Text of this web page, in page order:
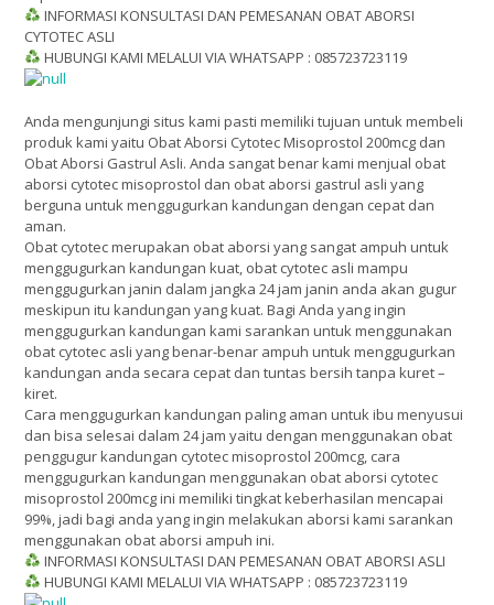
INFORMASI KONSULTASI DAN PEMESANAN OBAT ABORSI
CYTOTEC ASLI
HUBUNGI KAMI MELALUI VIA WHATSAPP : 085723723119
Anda mengunjungi situs kami pasti memiliki tujuan untuk membeli
produk kami yaitu Obat Aborsi Cytotec Misoprostol 200mcg dan
Obat Aborsi Gastrul Asli. Anda sangat benar kami menjual obat
aborsi cytotec misoprostol dan obat aborsi gastrul asli yang
berguna untuk menggugurkan kandungan dengan cepat dan
aman.
Obat cytotec merupakan obat aborsi yang sangat ampuh untuk
menggugurkan kandungan kuat, obat cytotec asli mampu
menggugurkan janin dalam jangka 24 jam janin anda akan gugur
meskipun itu kandungan yang kuat. Bagi Anda yang ingin
menggugurkan kandungan kami sarankan untuk menggunakan
obat cytotec asli yang benar-benar ampuh untuk menggugurkan
kandungan anda secara cepat dan tuntas bersih tanpa kuret –
kiret.
Cara menggugurkan kandungan paling aman untuk ibu menyusui
dan bisa selesai dalam 24 jam yaitu dengan menggunakan obat
penggugur kandungan cytotec misoprostol 200mcg, cara
menggugurkan kandungan menggunakan obat aborsi cytotec
misoprostol 200mcg ini memiliki tingkat keberhasilan mencapai
99%, jadi bagi anda yang ingin melakukan aborsi kami sarankan
menggunakan obat aborsi ampuh ini.
INFORMASI KONSULTASI DAN PEMESANAN OBAT ABORSI ASLI
HUBUNGI KAMI MELALUI VIA WHATSAPP : 085723723119